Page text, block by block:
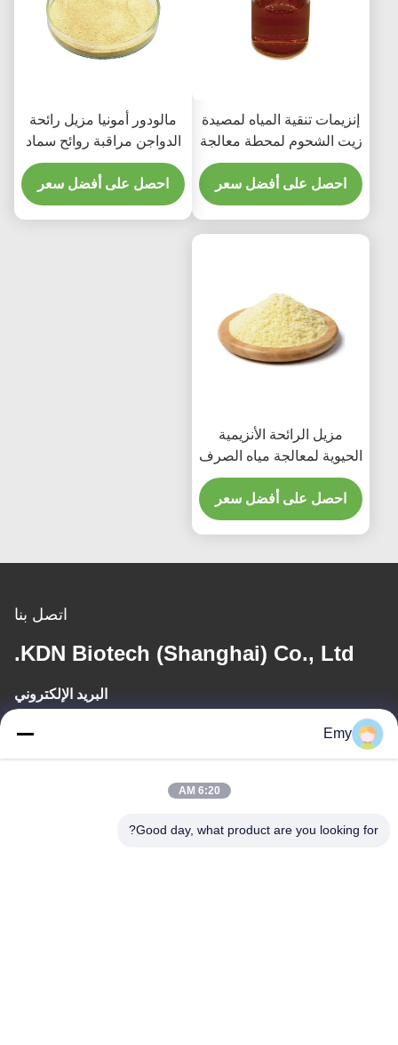
إنزيمات تنقية المياه لمصيدة
زيت الشحوم لمحطة معالجة
مياه الصرف الصحي
احصل على أفضل سعر
مالودور أمونيا مزيل رائحة
الدواجن مراقبة روائح سماد
الدجاج
احصل على أفضل سعر
مزيل الرائحة الأنزيمية
الحيوية لمعالجة مياه الصرف
الصحي مسلخ اللحوم
احصل على أفضل سعر
اتصل بنا
KDN Biotech (Shanghai) Co., Ltd.
البريد الإلكتروني
panxy@vlandgroup.com
Emy
6:20 AM
Good day, what product are you looking for?